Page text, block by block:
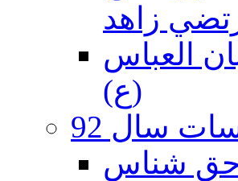
زاهد
الحرام 1393 - محبان العباس
(ع)
سال 92
الله حق شناس